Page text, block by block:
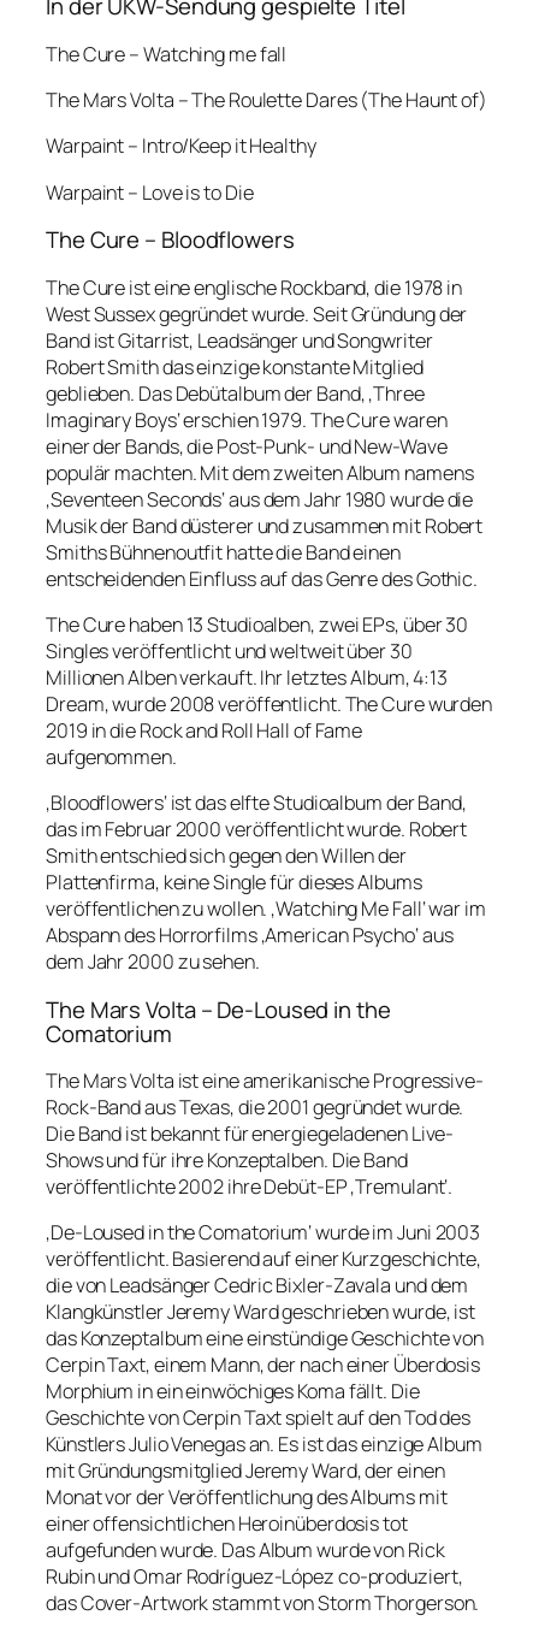
In der UKW-Sendung gespielte Titel
The Cure – Watching me fall
The Mars Volta – The Roulette Dares (The Haunt of)
Warpaint – Intro/Keep it Healthy
Warpaint – Love is to Die
The Cure – Bloodflowers
The Cure ist eine englische Rockband, die 1978 in
West Sussex gegründet wurde. Seit Gründung der
Band ist Gitarrist, Leadsänger und Songwriter
Robert Smith das einzige konstante Mitglied
geblieben. Das Debütalbum der Band, ‚Three
Imaginary Boys‘ erschien 1979. The Cure waren
einer der Bands, die Post-Punk- und New-Wave
populär machten. Mit dem zweiten Album namens
‚Seventeen Seconds‘ aus dem Jahr 1980 wurde die
Musik der Band düsterer und zusammen mit Robert
Smiths Bühnenoutfit hatte die Band einen
entscheidenden Einfluss auf das Genre des Gothic.
The Cure haben 13 Studioalben, zwei EPs, über 30
Singles veröffentlicht und weltweit über 30
Millionen Alben verkauft. Ihr letztes Album, 4:13
Dream, wurde 2008 veröffentlicht. The Cure wurden
2019 in die Rock and Roll Hall of Fame
aufgenommen.
‚Bloodflowers‘ ist das elfte Studioalbum der Band,
das im Februar 2000 veröffentlicht wurde. Robert
Smith entschied sich gegen den Willen der
Plattenfirma, keine Single für dieses Albums
veröffentlichen zu wollen. ‚Watching Me Fall‘ war im
Abspann des Horrorfilms ‚American Psycho‘ aus
dem Jahr 2000 zu sehen.
The Mars Volta – De-Loused in the
Comatorium
The Mars Volta ist eine amerikanische Progressive-
Rock-Band aus Texas, die 2001 gegründet wurde.
Die Band ist bekannt für energiegeladenen Live-
Shows und für ihre Konzeptalben. Die Band
veröffentlichte 2002 ihre Debüt-EP ‚Tremulant‘.
‚De-Loused in the Comatorium‘ wurde im Juni 2003
veröffentlicht. Basierend auf einer Kurzgeschichte,
die von Leadsänger Cedric Bixler-Zavala und dem
Klangkünstler Jeremy Ward geschrieben wurde, ist
das Konzeptalbum eine einstündige Geschichte von
Cerpin Taxt, einem Mann, der nach einer Überdosis
Morphium in ein einwöchiges Koma fällt. Die
Geschichte von Cerpin Taxt spielt auf den Tod des
Künstlers Julio Venegas an. Es ist das einzige Album
mit Gründungsmitglied Jeremy Ward, der einen
Monat vor der Veröffentlichung des Albums mit
einer offensichtlichen Heroinüberdosis tot
aufgefunden wurde. Das Album wurde von Rick
Rubin und Omar Rodríguez-López co-produziert,
das Cover-Artwork stammt von Storm Thorgerson.